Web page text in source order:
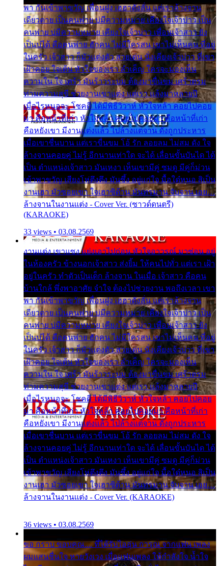
พา กันเข้าพาขวัญ เพื่อนฝูง เฮฮาดังลั่น แต่เราล้างจาน
เดียวดาย เป็นคนพ่าย บ่มีความหมาย เคียงใจเจ้าบ่าว เป็น
คนพ่าย บ่มีความหมาย เคียงใจเจ้าบ่าว เพื่อนเจ้าสาว ยัง
เป็นบ่ได้ คือคนพ่าย ฮักคน ไม่มีใครสน เขาไม่เห็นคน ที่อยู่
ในครัว เจ้าสาว ก็มัวแต่งตัว สวยเด่น นั่งเคียงเจ้าบ่าว ที่เขา
เฝ้าคอย ใจเต้น หัวใจของเรา ลำเค็ญ ใครจะมองเห็น
ความใน ใจ เศร้า มันร้าวระบม ต้องมาขื่นขม เศร้าตรม
ท่ามความสุขี ช่วยงานเขาแต่ง แต่เรา แล้งมาหลายปี
เมื่อไรหนอจะ โชคดี ได้มีพิธีวิวาห์ หัวใจหล้า คอยไปคอย
มา คือหน้าที่เก่า หัวใจหล้า คอยไปคอยมา คือหน้าที่เก่า
คือหยังเขา มีงานแต่งแล้ว ไปล้างแต่จาน ดั่งถูกประหาร
เมื่อเขาชื่นบาน แต่เราขื่นขม โอ้ รัก ลอยลม ไม่สม ดัง ใจ
ล้างจานคอยคู่ ไม่รู้ อีกนานเท่าใด จะได้ เลื่อนขั้นบันได ได้
เป็น ตำแหน่งเจ้าสาว มันเหงา เห็นเขามีคู่ ซมดู มีคู่ก็ม่วน
เข้าพาขวัญ เสียงโห่ตึงตึง มันซึ้ง อยู่แก่ใจ มื้อใด๋หนอ สิเป็น
งานเฮา มัวซอยเขา ใจเฮาซิด้าน มันทรมาน จับจาน เอย…
ล้างจานในงานแต่ง - Cover Ver. (ซาวด์ดนตรี)
(KARAOKE)
33 views • 03.08.2569
งานแต่ง เขาแซง แย่งเอาไปก่อน หัวใจอาวรณ์ มาซ่อน อยู่
ในห้องครัว ข้างนอกเจ้าสาว ส่งยิ้ม ให้คนไปทั่ว แต่เรา เฝ้า
อยู่ในครัว ทำตัวเป็นเด็ก ล้างจาน ในเมื่อ เจ้าสาว คือคน
บ้านใกล้ พึ่งพาอาศัย จำใจ ต้องไปช่วยงาน พอถึงเวลา เขา
พา กันเข้าพาขวัญ เพื่อนฝูง เฮฮาดังลั่น แต่เราล้างจาน
เดียวดาย เป็นคนพ่าย บ่มีความหมาย เคียงใจเจ้าบ่าว เป็น
คนพ่าย บ่มีความหมาย เคียงใจเจ้าบ่าว เพื่อนเจ้าสาว ยัง
เป็นบ่ได้ คือคนพ่าย ฮักคน ไม่มีใครสน เขาไม่เห็นคน ที่อยู่
ในครัว เจ้าสาว ก็มัวแต่งตัว สวยเด่น นั่งเคียงเจ้าบ่าว ที่เขา
เฝ้าคอย ใจเต้น หัวใจของเรา ลำเค็ญ ใครจะมองเห็น
ความใน ใจ เศร้า มันร้าวระบม ต้องมาขื่นขม เศร้าตรม
ท่ามความสุขี ช่วยงานเขาแต่ง แต่เรา แล้งมาหลายปี
เมื่อไรหนอจะ โชคดี ได้มีพิธีวิวาห์ หัวใจหล้า คอยไปคอย
มา คือหน้าที่เก่า หัวใจหล้า คอยไปคอยมา คือหน้าที่เก่า
คือหยังเขา มีงานแต่งแล้ว ไปล้างแต่จาน ดั่งถูกประหาร
เมื่อเขาชื่นบาน แต่เราขื่นขม โอ้ รัก ลอยลม ไม่สม ดัง ใจ
ล้างจานคอยคู่ ไม่รู้ อีกนานเท่าใด จะได้ เลื่อนขั้นบันได ได้
เป็น ตำแหน่งเจ้าสาว มันเหงา เห็นเขามีคู่ ซมดู มีคู่ก็ม่วน
เข้าพาขวัญ เสียงโห่ตึงตึง มันซึ้ง อยู่แก่ใจ มื้อใด๋หนอ สิเป็น
งานเฮา มัวซอยเขา ใจเฮาซิด้าน มันทรมาน จับจาน เอย…
ล้างจานในงานแต่ง - Cover Ver. (KARAOKE)
36 views • 03.08.2569
ขอ กราบ ขอบคุณ.... ที่ได้รับไออุ่น การุณ จากแฟน เพลง
ผมแสนชื่นใจ หายวังเวง เมื่อแฟนเพลง ให้กำลังใจ น้ำใจ